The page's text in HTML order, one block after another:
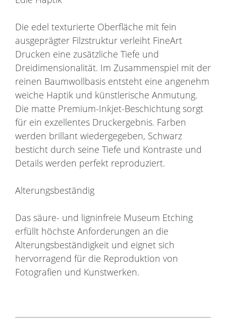
Die edel texturierte Oberfläche mit fein
ausgeprägter Filzstruktur verleiht FineArt
Drucken eine zusätzliche Tiefe und
Dreidimensionalität. Im Zusammenspiel mit der
reinen Baumwollbasis entsteht eine angenehm
weiche Haptik und künstlerische Anmutung.
Die matte Premium-Inkjet-Beschichtung sorgt
für ein exzellentes Druckergebnis. Farben
werden brillant wiedergegeben, Schwarz
besticht durch seine Tiefe und Kontraste und
Details werden perfekt reproduziert.
Alterungsbeständig
Das säure- und ligninfreie Museum Etching
erfüllt höchste Anforderungen an die
Alterungsbeständigkeit und eignet sich
hervorragend für die Reproduktion von
Fotografien und Kunstwerken.